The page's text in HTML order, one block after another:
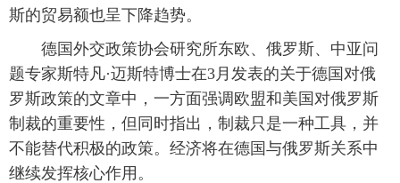
斯的贸易额也呈下降趋势。
德国外交政策协会研究所东欧、俄罗斯、中亚问
题专家斯特凡·迈斯特博士在3月发表的关于德国对俄
罗斯政策的文章中，一方面强调欧盟和美国对俄罗斯
制裁的重要性，但同时指出，制裁只是一种工具，并
不能替代积极的政策。经济将在德国与俄罗斯关系中
继续发挥核心作用。